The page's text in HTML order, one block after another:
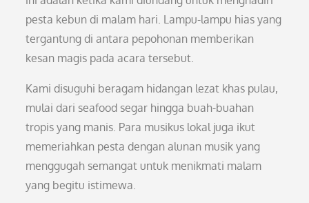
pesta kebun di malam hari. Lampu-lampu hias yang
tergantung di antara pepohonan memberikan
kesan magis pada acara tersebut.
Kami disuguhi beragam hidangan lezat khas pulau,
mulai dari seafood segar hingga buah-buahan
tropis yang manis. Para musikus lokal juga ikut
memeriahkan pesta dengan alunan musik yang
menggugah semangat untuk menikmati malam
yang begitu istimewa.